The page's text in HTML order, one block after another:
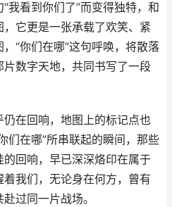
我看到你们了”而变得独特，和
它更是一张承载了欢笑、紧
“你们在哪”这句呼唤，将散落
数字天地，共同书写了一段
在回响，地图上的标记点也
们在哪”所串联起的瞬间，那些
回响，早已深深烙印在属于
我们，无论身在何方，曾有
过同一片战场。